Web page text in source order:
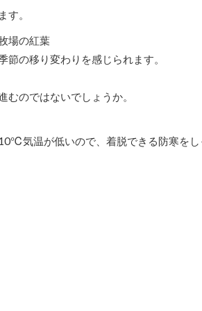
す。
場の紅葉
節の移り変わりを感じられます。
むのではないでしょうか。
気温が低いので、着脱できる防寒をし